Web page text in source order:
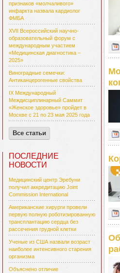
признаков «молчаливого»
инфаркта назвала кардиолог
ФМБА
XVII Всероссийский научно-
образовательный форум с
международным участием
«Медицинская диагностика –
2025»
Виноградные семечки:
Антиканцерогенные свойства
IX Международный
Междисциплинарный Саммит
«Женское здоровье» пройдет в
Москве с 21 по 23 мая 2025 года
Все статьи
ПОСЛЕДНИЕ
НОВОСТИ
Медицинский центр Эребуни
получил аккредитацию Joint
Commission International
Американские хирурги провели
первую полную роботизированную
трансплантацию сердца без
рассечения грудной клетки
Ученые из США назвали возраст
наиболее интенсивного старения
организма
Объяснено отличие